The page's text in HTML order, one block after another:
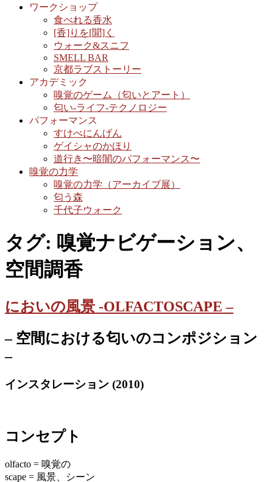
ワークショップ
食べれる香水
[香]りを[聞]く
ウォーク&スニフ
SMELL BAR
京都ラブストーリー
アカデミック
嗅覚のゲーム（匂いとアート）
匂い-ライフ-テクノロジー
パフォーマンス
すけべにんげん
ゲイシャのかほり
道行き〜暗闇のパフォーマンス〜
嗅覚の力学
嗅覚の力学（アーカイブ展）
匂う森
千代子ウォーク
タグ: 嗅覚ナビゲーション、
空間調香
においの風景 -OLFACTOSCAPE –
– 空間における匂いのコンポジション
–
インスタレーション (2010)
コンセプト
olfacto = 嗅覚の
scape = 風景、シーン